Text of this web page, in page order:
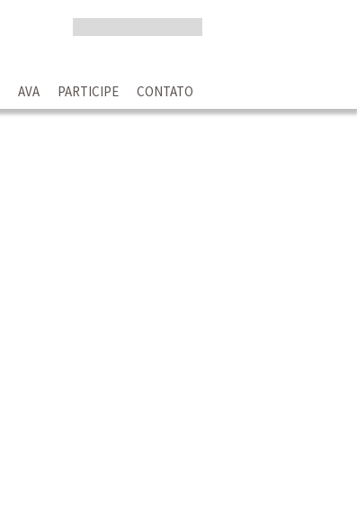
AVA PARTICIPE CONTATO